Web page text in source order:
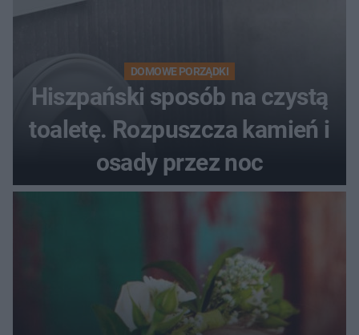
DOMOWE PORZĄDKI
Hiszpański sposób na czystą
toaletę. Rozpuszcza kamień i
osady przez noc